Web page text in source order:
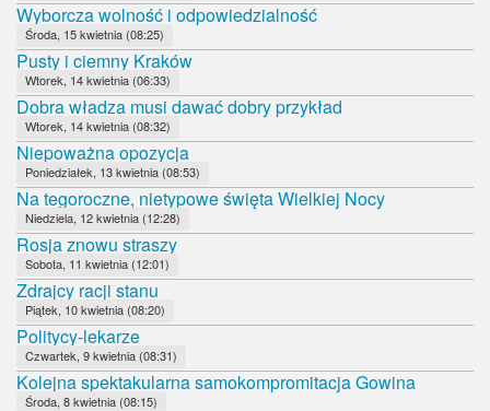
Wyborcza wolność i odpowiedzialność
Środa, 15 kwietnia (08:25)
Pusty i ciemny Kraków
Wtorek, 14 kwietnia (06:33)
Dobra władza musi dawać dobry przykład
Wtorek, 14 kwietnia (08:32)
Niepoważna opozycja
Poniedziałek, 13 kwietnia (08:53)
Na tegoroczne, nietypowe święta Wielkiej Nocy
Niedziela, 12 kwietnia (12:28)
Rosja znowu straszy
Sobota, 11 kwietnia (12:01)
Zdrajcy racji stanu
Piątek, 10 kwietnia (08:20)
Politycy-lekarze
Czwartek, 9 kwietnia (08:31)
Kolejna spektakularna samokompromitacja Gowina
Środa, 8 kwietnia (08:15)